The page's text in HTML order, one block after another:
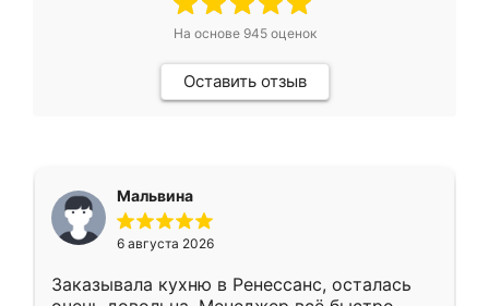
На основе 945оценок
Оставить отзыв
Мальвина
6 августа 2026
Заказывала кухню в Ренессанс, осталась